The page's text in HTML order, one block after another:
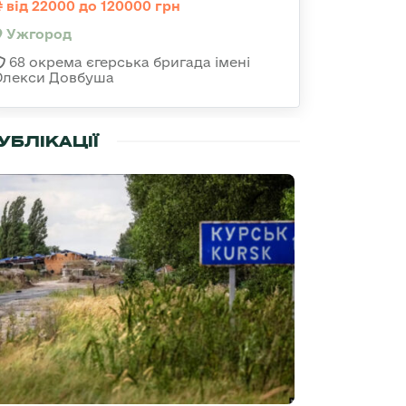
від 22000 до 120000 грн
Ужгород
68 окрема єгерська бригада імені
Довбуша